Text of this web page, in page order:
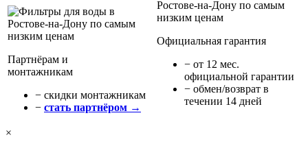
Партнёрам и
монтажникам
− cкидки монтажникам
− стать партнёром →
Официальная гарантия
− от 12 мес.
официальной гарантии
− обмен/возврат в
течении 14 дней
×